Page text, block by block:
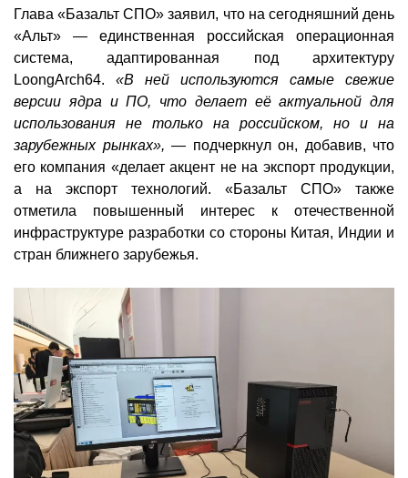
Глава «Базальт СПО» заявил, что на сегодняшний день
«Альт» — единственная российская операционная
система, адаптированная под архитектуру
LoongArch64. «В ней используются самые свежие
версии ядра и ПО, что делает её актуальной для
использования не только на российском, но и на
зарубежных рынках», — подчеркнул он, добавив, что
его компания «делает акцент не на экспорт продукции,
а на экспорт технологий. «Базальт СПО» также
отметила повышенный интерес к отечественной
инфраструктуре разработки со стороны Китая, Индии и
стран ближнего зарубежья.